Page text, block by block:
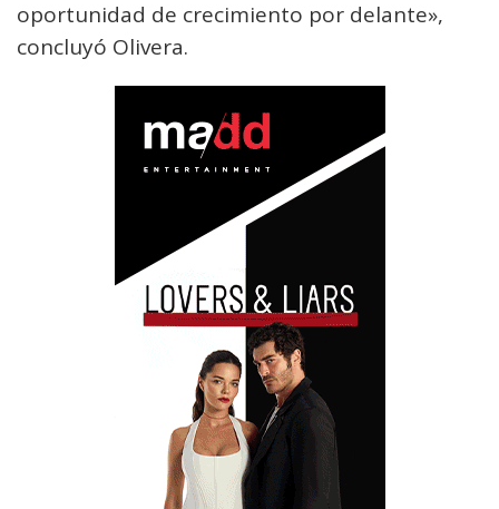
oportunidad de crecimiento por delante»,
concluyó Olivera.